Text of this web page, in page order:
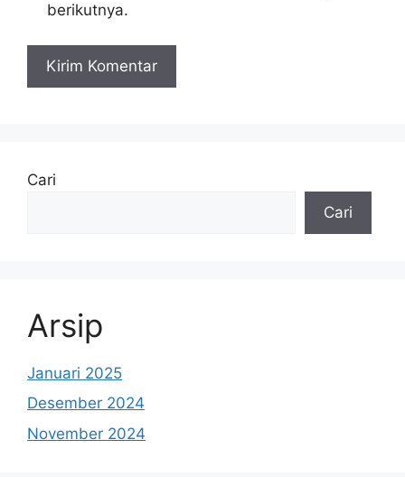
berikutnya.
Cari
Cari
Arsip
Januari 2025
Desember 2024
November 2024